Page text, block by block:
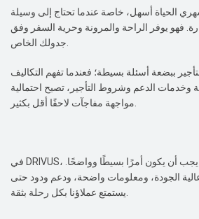
الحياة أسهل، خاصة عندما تحتاج إلى وسيلة
فهو يوفر الراحة والمرونة وحرية السفر وفق
جدولك الخاص.
ببضعة أسئلة بسيطة؛ فعندما تفهم التكاليف
وخدمات الدعم وشروط التأجير، تصبح احتمالية
مواجهة مفاجآت لاحقًا أقل بكثير.
في DRIVUS، نؤمن بأن استئجار سيارة يجب أن يكون أمرًا بسيطًا وواضحًا.
الجودة، ومعلومات واضحة، ودعم ودود حتى
يستمتع عملاؤنا بكل رحلة بثقة.